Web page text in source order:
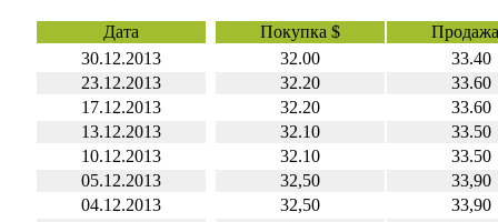
Дата Покупка $
30.12.2013
32.00
33.40
23.12.2013
32.20
33.60
17.12.2013
32.20
33.60
13.12.2013
32.10
33.50
10.12.2013
32.10
33.50
05.12.2013
32,50
33,90
04.12.2013
32,50
33,90